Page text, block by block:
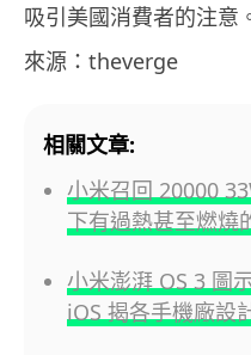
吸引美國消費者的注意
來源：theverge
相關文章:
小米召回 20000
下有過熱甚至燃燒
小米澎湃 OS 3 圖
iOS 揭各手機廠設